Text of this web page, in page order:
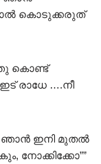
കൊടുക്കരുത്
കൊണ്ട്
രാധേ ….നീ
ഞാൻ ഇനി മുതൽ
നോക്കിക്കോ””